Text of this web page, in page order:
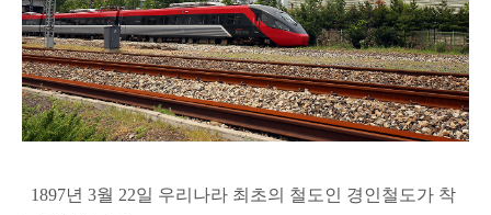
1897년 3월 22일 우리나라 최초의 철도인 경인철도가 착